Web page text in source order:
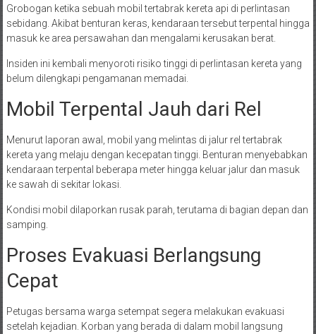
Grobogan ketika sebuah mobil tertabrak kereta api di perlintasan
sebidang. Akibat benturan keras, kendaraan tersebut terpental hingga
masuk ke area persawahan dan mengalami kerusakan berat.
Insiden ini kembali menyoroti risiko tinggi di perlintasan kereta yang
belum dilengkapi pengamanan memadai.
Mobil Terpental Jauh dari Rel
Menurut laporan awal, mobil yang melintas di jalur rel tertabrak
kereta yang melaju dengan kecepatan tinggi. Benturan menyebabkan
kendaraan terpental beberapa meter hingga keluar jalur dan masuk
ke sawah di sekitar lokasi.
Kondisi mobil dilaporkan rusak parah, terutama di bagian depan dan
samping.
Proses Evakuasi Berlangsung
Cepat
Petugas bersama warga setempat segera melakukan evakuasi
setelah kejadian. Korban yang berada di dalam mobil langsung